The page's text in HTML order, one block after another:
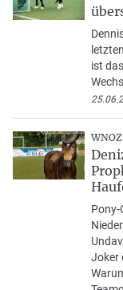
ist
Pony-
Joker